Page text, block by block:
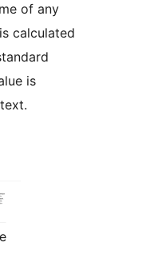
of any
calculated
is